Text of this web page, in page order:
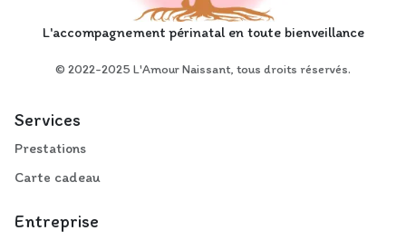
L'accompagnement périnatal en toute bienveillance
© 2022-2025 L'Amour Naissant, tous droits réservés.
Services
Prestations
Carte cadeau
Entreprise